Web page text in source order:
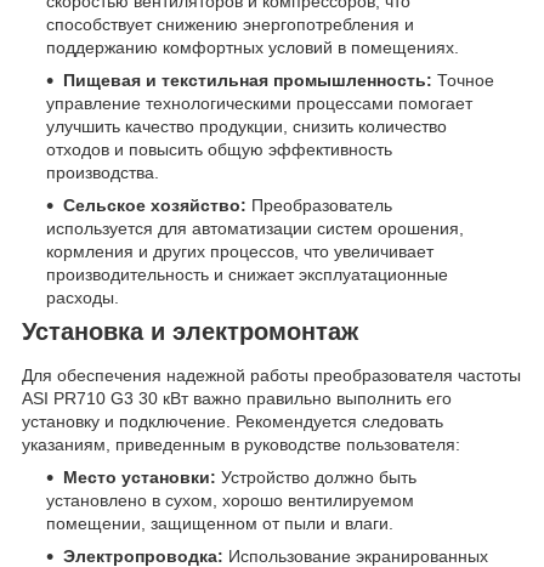
способствует снижению энергопотребления и
поддержанию комфортных условий в помещениях.
Пищевая и текстильная промышленность: Точное
управление технологическими процессами помогает
улучшить качество продукции, снизить количество
отходов и повысить общую эффективность
производства.
Сельское хозяйство: Преобразователь
используется для автоматизации систем орошения,
кормления и других процессов, что увеличивает
производительность и снижает эксплуатационные
расходы.
Установка и электромонтаж
Для обеспечения надежной работы преобразователя частоты
ASI PR710 G3 30 кВт важно правильно выполнить его
установку и подключение. Рекомендуется следовать
указаниям, приведенным в руководстве пользователя:
Место установки: Устройство должно быть
установлено в сухом, хорошо вентилируемом
помещении, защищенном от пыли и влаги.
Электропроводка: Использование экранированных